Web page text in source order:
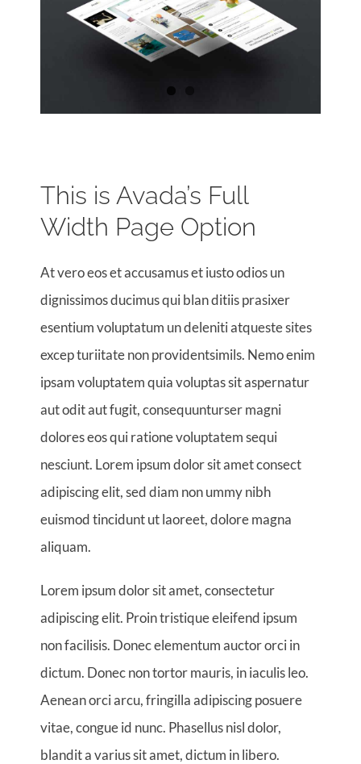
This is Avada’s Full
Width Page Option
At vero eos et accusamus et iusto odios un
dignissimos ducimus qui blan ditiis prasixer
esentium voluptatum un deleniti atqueste sites
excep turiitate non providentsimils. Nemo enim
ipsam voluptatem quia voluptas sit aspernatur
aut odit aut fugit, consequunturser magni
dolores eos qui ratione voluptatem sequi
nesciunt. Lorem ipsum dolor sit amet consect
adipiscing elit, sed diam non ummy nibh
euismod tincidunt ut laoreet, dolore magna
aliquam.
Lorem ipsum dolor sit amet, consectetur
adipiscing elit. Proin tristique eleifend ipsum
non facilisis. Donec elementum auctor orci in
dictum. Donec non tortor mauris, in iaculis leo.
Aenean orci arcu, fringilla adipiscing posuere
vitae, congue id nunc. Phasellus nisl dolor,
blandit a varius sit amet, dictum in libero.